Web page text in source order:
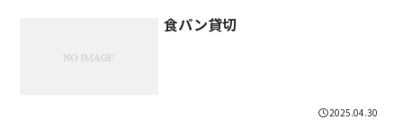
食パン貸切
2025.04.30